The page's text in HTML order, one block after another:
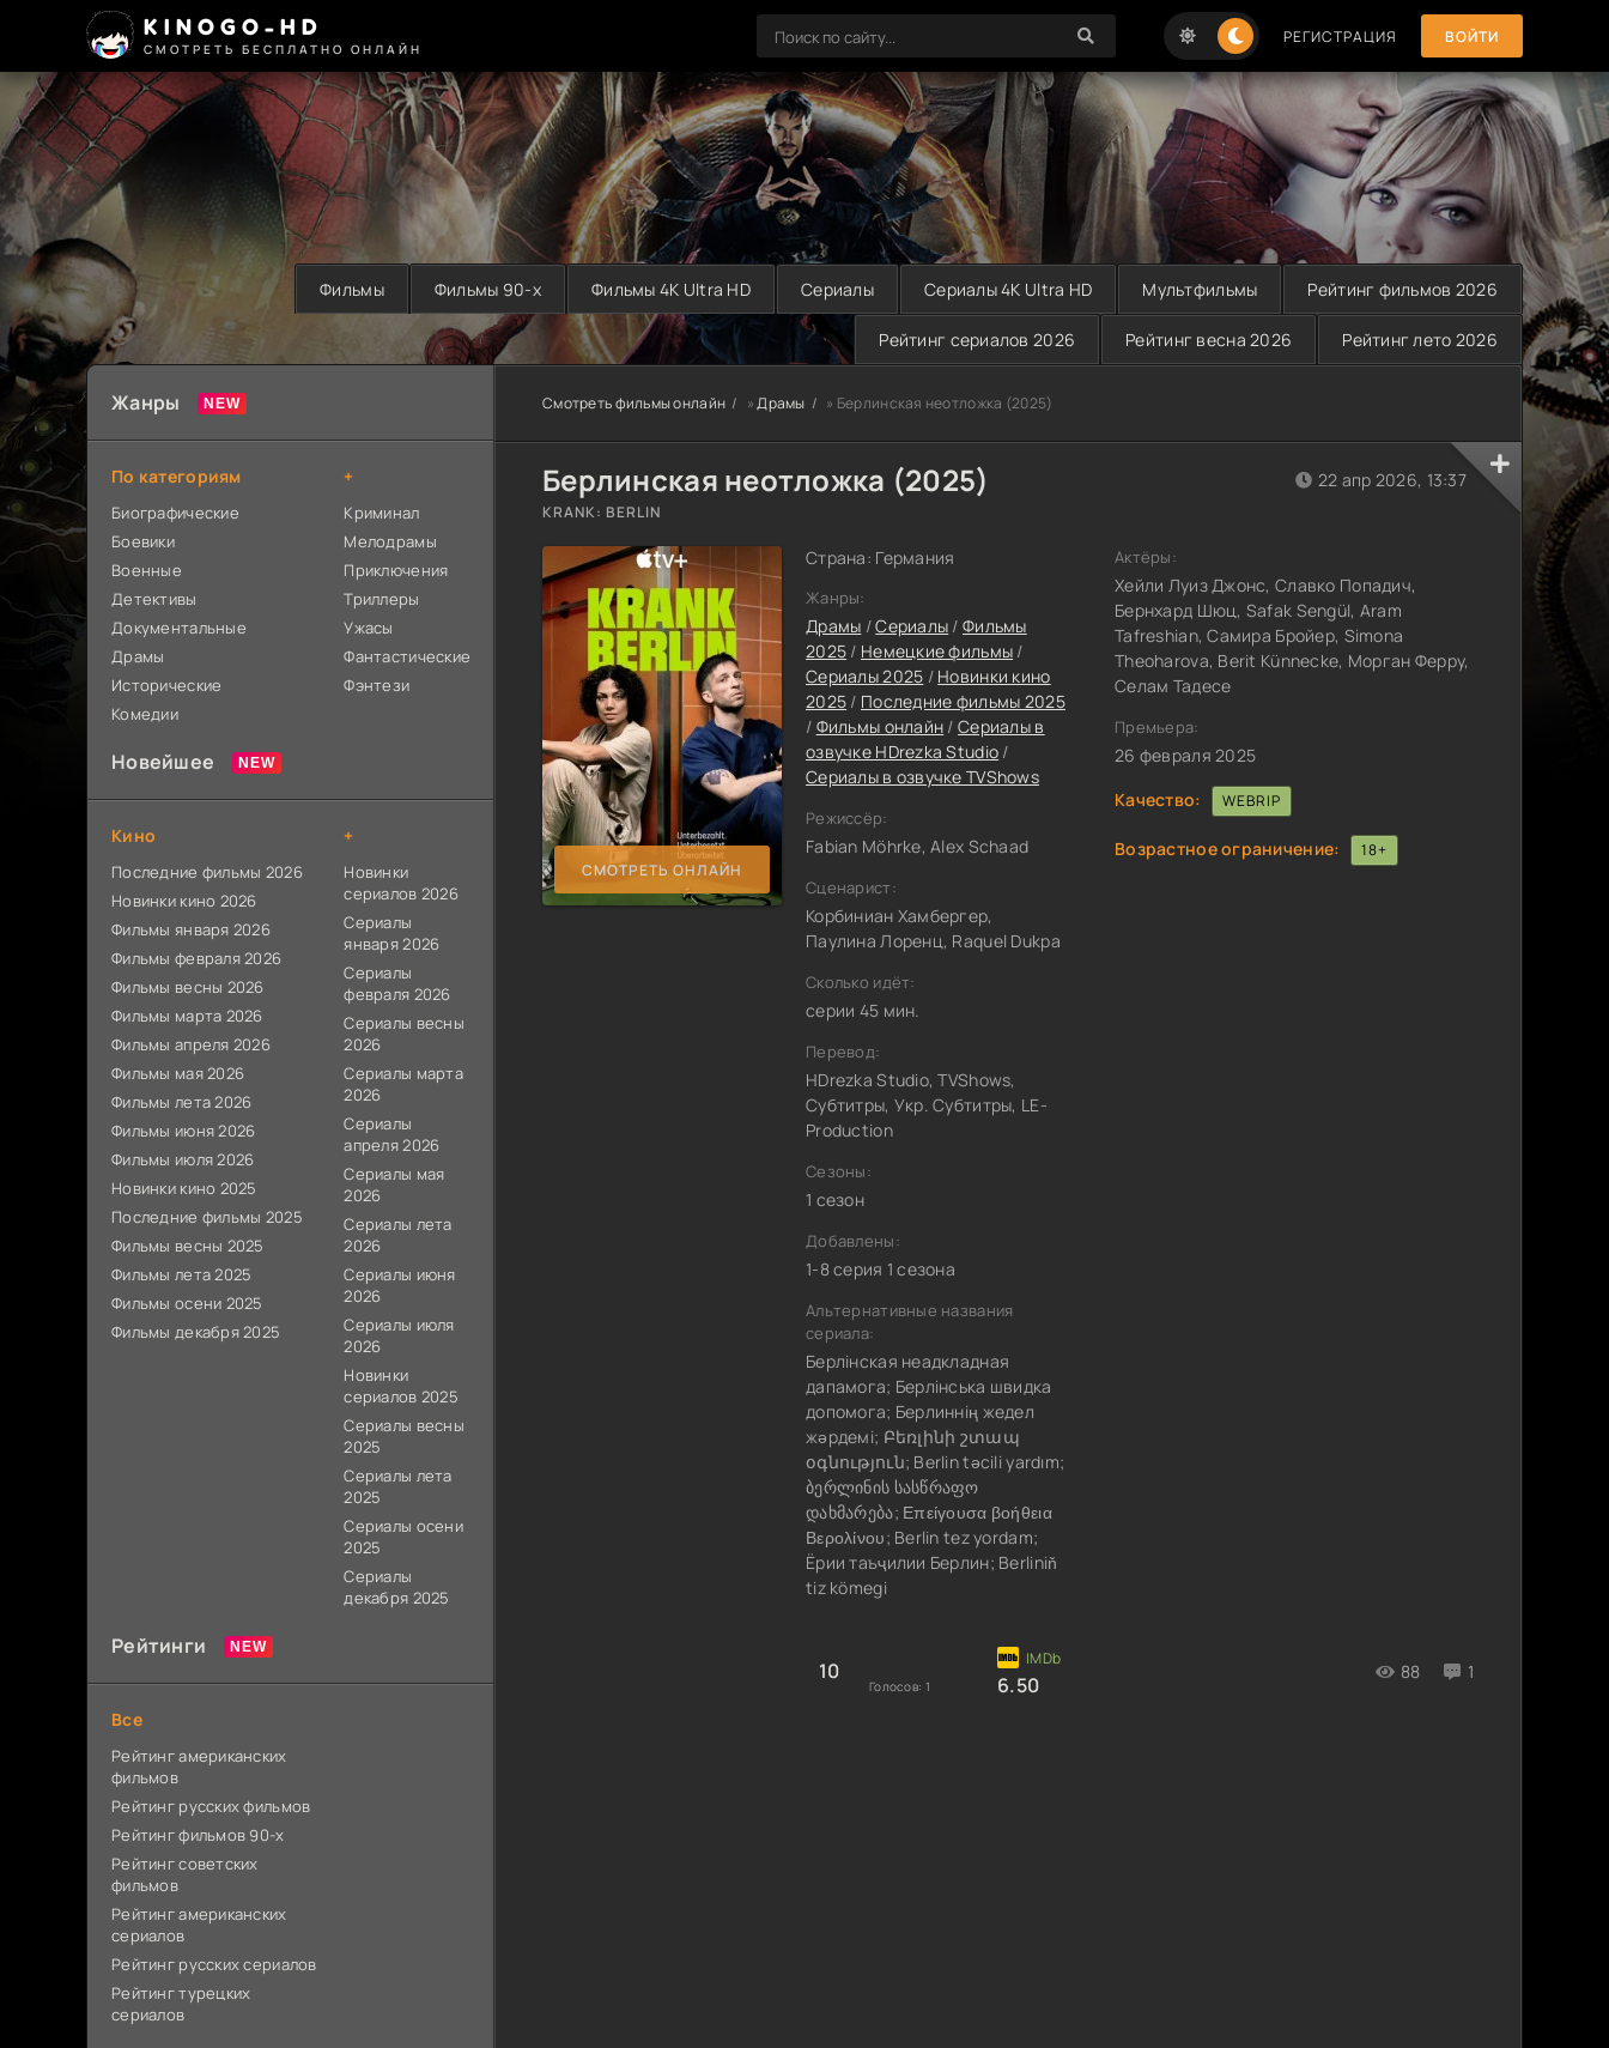
KINOGO-HD
СМОТРЕТЬ БЕСПЛАТНО ОНЛАЙН
РЕГИСТРАЦИЯ ВОЙТИ
Фильмы Фильмы 90-х Фильмы 4K Ultra HD Сериалы Сериалы 4K Ultra HD Мультфильмы Рейтинг фильмов 2026
Рейтинг сериалов 2026 Рейтинг весна 2026 Рейтинг лето 2026
Смотреть фильмы онлайн »Драмы » Берлинская неотложка (2025)
Берлинская неотложка (2025)
KRANK: BERLIN
СМОТРЕТЬ ОНЛАЙН
Страна: Германия
Жанры:
Драмы /Сериалы /Фильмы
2025 / Немецкие фильмы /
Сериалы 2025 / Новинки кино
2025 / Последние фильмы 2025
/ Фильмы онлайн /Сериалы в
озвучке HDrezka Studio /
Сериалы в озвучке TVShows
Режиссёр:
Fabian Möhrke, Alex Schaad
Сценарист:
Корбиниан Хамбергер,
Паулина Лоренц, Raquel Dukpa
Сколько идёт:
серии 45 мин.
Перевод:
HDrezka Studio, TVShows,
Субтитры, Укр. Субтитры, LE-
Production
Сезоны:
1 сезон
Добавлены:
1-8 серия 1 сезона
Альтернативные названия
сериала:
Берлінская неадкладная
дапамога; Берлінська швидка
допомога; Берлиннің жедел
жәрдемі; Բեռլինի շտապ
օգնություն; Berlin təcili yardım;
ბერლინის სასწრაფო
დახმარება; Επείγουσα βοήθεια
Βερολίνου; Berlin tez yordam;
Ёрии таъҷилии Берлин; Berliniň
tiz kömegi
10
Голосов: 1 6.50
88 1
22 апр 2026, 13:37
Актёры:
Хейли Луиз Джонс, Славко Попадич,
Бернхард Шюц, Safak Sengül, Aram
Tafreshian, Самира Бройер, Simona
Theoharova, Berit Künnecke, Морган Ферру,
Селам Тадесе
Премьера:
26 февраля 2025
Качество:
WEBRIP
Возрастное ограничение: 18+
Жанры
По категориям
Биографические
Боевики
Военные
Детективы
Документальные
Драмы
Исторические
Комедии
+
Криминал
Мелодрамы
Приключения
Триллеры
Ужасы
Фантастические
Фэнтези
Новейшее
Кино
Последние фильмы 2026
Новинки кино 2026
Фильмы января 2026
Фильмы февраля 2026
Фильмы весны 2026
Фильмы марта 2026
Фильмы апреля 2026
Фильмы мая 2026
Фильмы лета 2026
Фильмы июня 2026
Фильмы июля 2026
Новинки кино 2025
Последние фильмы 2025
Фильмы весны 2025
Фильмы лета 2025
Фильмы осени 2025
Фильмы декабря 2025
+
Новинки
сериалов 2026
Сериалы
января 2026
Сериалы
февраля 2026
Сериалы весны
2026
Сериалы марта
2026
Сериалы
апреля 2026
Сериалы мая
2026
Сериалы лета
2026
Сериалы июня
2026
Сериалы июля
2026
Новинки
сериалов 2025
Сериалы весны
2025
Сериалы лета
2025
Сериалы осени
2025
Сериалы
декабря 2025
Рейтинги
Все
Рейтинг американских
фильмов
Рейтинг русских фильмов
Рейтинг фильмов 90-х
Рейтинг советских
фильмов
Рейтинг американских
сериалов
Рейтинг русских сериалов
Рейтинг турецких
сериалов